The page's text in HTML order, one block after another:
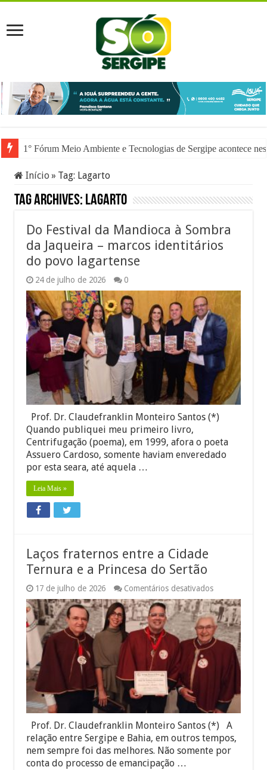
1° Fórum Meio Ambiente e Tecnologias de Sergipe acontece
Início » Tag: Lagarto
Tag Archives: Lagarto
Do Festival da Mandioca à Sombra
da Jaqueira – marcos identitários
do povo lagartense
24 de julho de 2026 0
Prof. Dr. Claudefranklin Monteiro Santos (*)
Quando publiquei meu primeiro livro,
Centrifugação (poema), em 1999, afora o poeta
Assuero Cardoso, somente haviam enveredado
por esta seara, até aquela …
Leia Mais »
Laços fraternos entre a Cidade
Ternura e a Princesa do Sertão
17 de julho de 2026 Comentários desativadosem
Laços
fraternos
entre
a
Cidade
Ternura
Princesa
Sertão
Prof. Dr. Claudefranklin Monteiro Santos (*) A
relação entre Sergipe e Bahia, em outros tempos,
nem sempre foi das melhores. Não somente por
conta do processo de emancipação …